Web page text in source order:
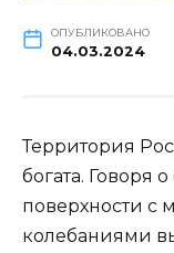
ОПУБЛИКОВАНО
04.03.2024
Территория
богата. Говоря
поверхности
колебаниями